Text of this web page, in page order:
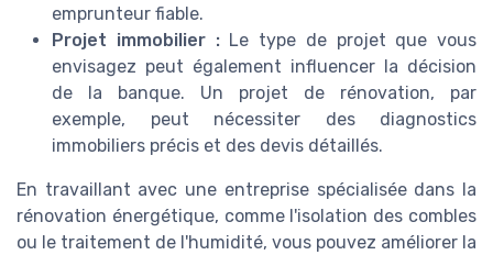
emprunteur fiable.
Projet immobilier :Le type de projet que vous
envisagez peut également influencer la décision
de la banque. Un projet de rénovation, par
exemple, peut nécessiter des diagnostics
immobiliers précis et des devis détaillés.
En travaillant avec une entreprise spécialisée dans la
rénovation énergétique, comme l'isolation des combles
ou le traitement de l'humidité, vous pouvez améliorer la